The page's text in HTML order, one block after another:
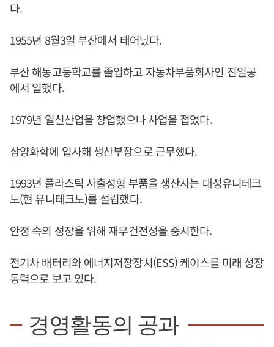
다.
1955년 8월3일 부산에서 태어났다.
부산 해동고등학교를 졸업하고 자동차부품회사인 진일공
에서 일했다.
1979년 일신산업을 창업했으나 사업을 접었다.
삼양화학에 입사해 생산부장으로 근무했다.
1993년 플라스틱 사출성형 부품을 생산사는 대성유니테크
노(현 유니테크노)를 설립했다.
안정 속의 성장을 위해 재무건전성을 중시한다.
전기차 배터리와 에너지저장장치(ESS) 케이스를 미래 성장
동력으로 보고 있다.
경영활동의 공과